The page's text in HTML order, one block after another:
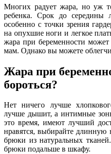
Многих радует жара, но уж
ребенка. Срок до середины
особенно с точки зрения
на опухшие ноги и легкое
жара при беременности
мам. Однако вы можете
Жара при
бороться?
Нет ничего лучше
лучше дышит, а интимные
это время, имеют лучший
нравятся, выбирайте
брюки из натуральных
брюки подальше в шкафу.